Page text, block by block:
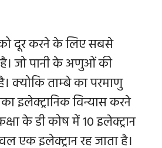
को दूर करने के लिए सबसे
जो पानी के अणुओं की
क्योकि ताम्बे का परमाणु
इलेक्ट्रानिक विन्यास करने
के डी कोष में 10 इलेक्ट्रान
एक इलेक्ट्रान रह जाता है।